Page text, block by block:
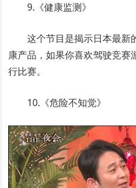
9.《健康监测》
这个节目是揭示日本最新
康产品，如果你喜欢驾驶竞
行比赛。
10.《危险不知觉》